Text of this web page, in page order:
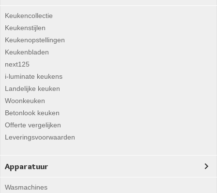
Keukencollectie
Keukenstijlen
Keukenopstellingen
Keukenbladen
next125
i-luminate keukens
Landelijke keuken
Woonkeuken
Betonlook keuken
Offerte vergelijken
Leveringsvoorwaarden
Apparatuur
Wasmachines